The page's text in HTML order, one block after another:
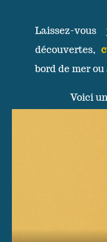
Laissez-
découvertes,
bord de mer
Voici